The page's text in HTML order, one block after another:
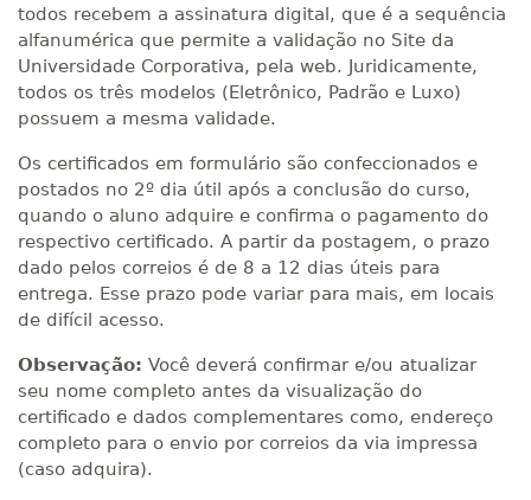
todos recebem a assinatura digital, que é a sequência
alfanumérica que permite a validação no Site da
Universidade Corporativa, pela web. Juridicamente,
todos os três modelos (Eletrônico, Padrão e Luxo)
possuem a mesma validade.
Os certificados em formulário são confeccionados e
postados no 2º dia útil após a conclusão do curso,
quando o aluno adquire e confirma o pagamento do
respectivo certificado. A partir da postagem, o prazo
dado pelos correios é de 8 a 12 dias úteis para
entrega. Esse prazo pode variar para mais, em locais
de difícil acesso.
Observação: Você deverá confirmar e/ou atualizar
seu nome completo antes da visualização do
certificado e dados complementares como, endereço
completo para o envio por correios da via impressa
(caso adquira).